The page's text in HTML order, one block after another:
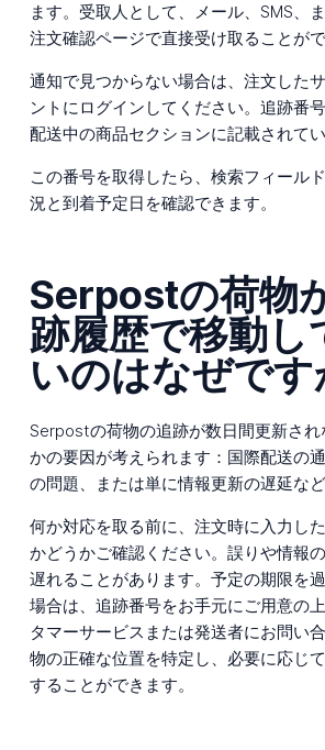
ます。受取人として、メール、SMS、
注文確認ページで直接受け取ることがで
通知で見つからない場合は、注文した
ントにログインしてください。追跡番
配送中の商品セクションに記載されてい
この番号を取得したら、検索フィール
況と到着予定日を確認できます。
Serpostの荷物
跡履歴で移動し
いのはなぜです
Serpostの荷物の追跡が数日間更新さ
かの要因が考えられます：国際配送の
の問題、または単に情報更新の遅延など
何か対応を取る前に、注文時に入力し
かどうかご確認ください。誤りや情報
遅れることがあります。予定の期限を
場合は、追跡番号をお手元にご用意の
タマーサービスまたは発送者にお問い
物の正確な位置を特定し、必要に応じ
することができます。